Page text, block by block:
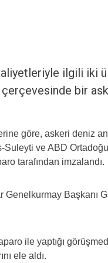
ilgili iki
bir
göre, askeri deniz
Suleyti ve ABD
tarafından imzalandı.
Genelkurmay Başkanı
ile yaptığı
ele aldı.